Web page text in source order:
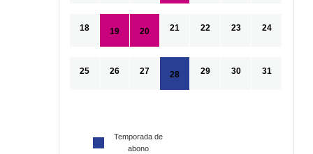
18 19 20 21 22 23 24
25 26 27 28 29 30 31
Temporada de
abono